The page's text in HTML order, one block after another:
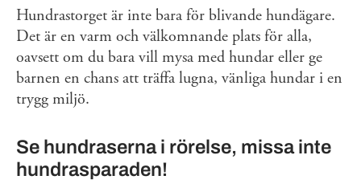
Hundrastorget är inte bara för blivande hundägare.
Det är en varm och välkomnande plats för alla,
oavsett om du bara vill mysa med hundar eller ge
barnen en chans att träffa lugna, vänliga hundar i en
trygg miljö.
Se hundraserna i rörelse, missa inte
hundrasparaden!